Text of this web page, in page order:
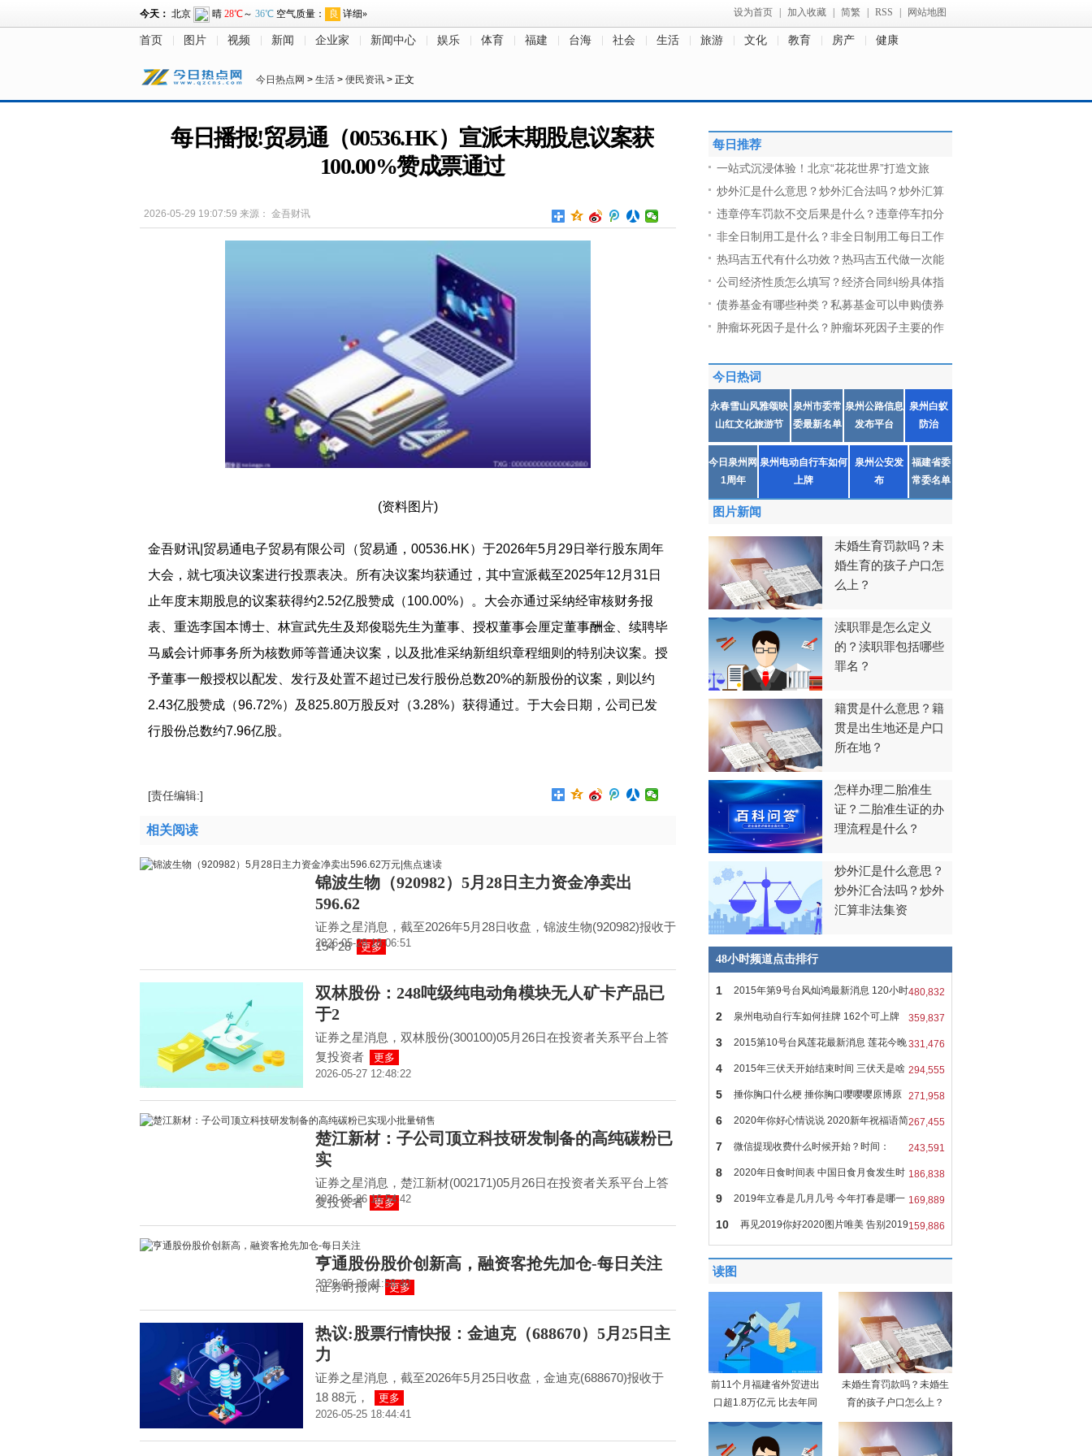
设为首页 加入收藏 简繁 RSS 网站地图
首页 图片 视频 新闻 企业家 新闻中心 娱乐 体育 福建 台海 社会 生活 旅游 文化 教育 房产 健康
今日热点网 > 生活 > 便民资讯 > 正文
每日播报!贸易通（00536.HK）宣派末期股息议案获
100.00%赞成票通过
2026-05-29 19:07:59 来源： 金吾财讯
(资料图片)
金吾财讯|贸易通电子贸易有限公司（贸易通，00536.HK）于2026年5月29日举行股东周年
大会，就七项决议案进行投票表决。所有决议案均获通过，其中宣派截至2025年12月31日
止年度末期股息的议案获得约2.52亿股赞成（100.00%）。大会亦通过采纳经审核财务报
表、重选李国本博士、林宣武先生及郑俊聪先生为董事、授权董事会厘定董事酬金、续聘毕
马威会计师事务所为核数师等普通决议案，以及批准采纳新组织章程细则的特别决议案。授
予董事一般授权以配发、发行及处置不超过已发行股份总数20%的新股份的议案，则以约
2.43亿股赞成（96.72%）及825.80万股反对（3.28%）获得通过。于大会日期，公司已发
行股份总数约7.96亿股。
[责任编辑:]
相关阅读
锦波生物（920982）5月28日主力资金净卖出
596.62
证券之星消息，截至2026年5月28日收盘，锦波生物(920982)报收于
154 28
更多
2026-05-28 18:06:51
双林股份：248吨级纯电动角模块无人矿卡产品已
于2
证券之星消息，双林股份(300100)05月26日在投资者关系平台上答
复投资者
更多
2026-05-27 12:48:22
楚江新材：子公司顶立科技研发制备的高纯碳粉已
实
证券之星消息，楚江新材(002171)05月26日在投资者关系平台上答
复投资者
更多
2026-05-26 16:54:42
亨通股份股价创新高，融资客抢先加仓-每日关注
,证券时报网 更多
2026-05-26 11:58:40
热议:股票行情快报：金迪克（688670）5月25日主
力
证券之星消息，截至2026年5月25日收盘，金迪克(688670)报收于
18 88元，
更多
2026-05-25 18:44:41
每日推荐
一站式沉浸体验！北京“花花世界”打造文旅
炒外汇是什么意思？炒外汇合法吗？炒外汇算
违章停车罚款不交后果是什么？违章停车扣分
非全日制用工是什么？非全日制用工每日工作
热玛吉五代有什么功效？热玛吉五代做一次能
公司经济性质怎么填写？经济合同纠纷具体指
债券基金有哪些种类？私募基金可以申购债券
肿瘤坏死因子是什么？肿瘤坏死因子主要的作
今日热词
永春雪山风雅颂映
山红文化旅游节
泉州市委常
委最新名单
泉州公路信息
发布平台
泉州白蚁
防治
今日泉州网
1周年
泉州电动自行车如何
上牌
泉州公安发
布
福建省委
常委名单
图片新闻
未婚生育罚款吗？未
婚生育的孩子户口怎
么上？
渎职罪是怎么定义
的？渎职罪包括哪些
罪名？
籍贯是什么意思？籍
贯是出生地还是户口
所在地？
怎样办理二胎准生
证？二胎准生证的办
理流程是什么？
炒外汇是什么意思？
炒外汇合法吗？炒外
汇算非法集资
48小时频道点击排行
480,832
1 2015年第9号台风灿鸿最新消息 120小时
359,837
2 泉州电动自行车如何挂牌 162个可上牌
合 331,476
3 2015第10号台风莲花最新消息 莲花今晚
294,555
4 2015年三伏天开始结束时间 三伏天是啥
271,958
5 捶你胸口什么梗 捶你胸口嘤嘤嘤原博原
267,455
6 2020年你好心情说说 2020新年祝福语简
243,591
7 微信提现收费什么时候开始？时间：
2016 186,838
8 2020年日食时间表 中国日食月食发生时
169,889
9 2019年立春是几月几号 今年打春是哪一
159,886
10 再见2019你好2020图片唯美 告别2019
迎
读图
前11个月福建省外贸进出
口超1.8万亿元 比去年同
未婚生育罚款吗？未婚生
育的孩子户口怎么上？